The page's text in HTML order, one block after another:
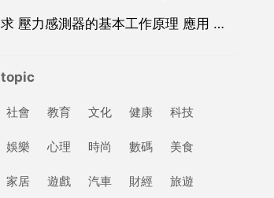
求 壓力感測器的基本工作原理 應用 和設計 方面的資料
topic
社會 教育 文化 健康 科技
娛樂 心理 時尚 數碼 美食
家居 遊戲 汽車 財經 旅遊